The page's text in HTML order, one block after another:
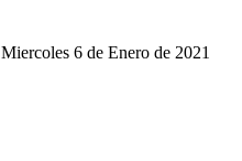
Miercoles 6 de Enero de 2021